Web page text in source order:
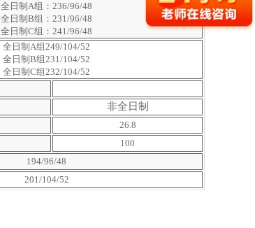
全日制A组：236/96/48
全日制B组：231/96/48
全日制C组：241/96/48
全日制A组249/104/52
全日制B组231/104/52
全日制C组232/104/52
非全日制
26.8
100
194/96/48
201/104/52